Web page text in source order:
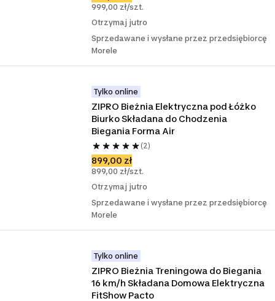
999,00 zł/szt.
Otrzymaj jutro
Sprzedawane i wysłane przez przedsiębiorcę
Morele
Tylko online
ZIPRO Bieżnia Elektryczna pod Łóżko
Biurko Składana do Chodzenia
Biegania Forma Air
(2)
899,00 zł
899,00 zł/szt.
Otrzymaj jutro
Sprzedawane i wysłane przez przedsiębiorcę
Morele
Tylko online
ZIPRO Bieżnia Treningowa do Biegania
16 km/h Składana Domowa Elektryczna
FitShow Pacto